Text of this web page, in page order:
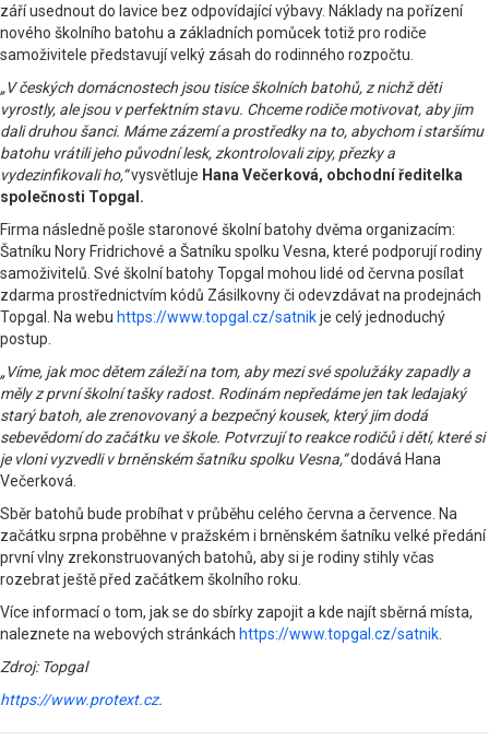
září usednout do lavice bez odpovídající výbavy. Náklady na pořízení
nového školního batohu a základních pomůcek totiž pro rodiče
samoživitele představují velký zásah do rodinného rozpočtu.
„V českých domácnostech jsou tisíce školních batohů, z nichž děti
vyrostly, ale jsou v perfektním stavu. Chceme rodiče motivovat, aby jim
dali druhou šanci. Máme zázemí a prostředky na to, abychom i staršímu
batohu vrátili jeho původní lesk, zkontrolovali zipy, přezky a
vydezinfikovali ho,“vysvětluje Hana Večerková, obchodní ředitelka
společnosti Topgal.
Firma následně pošle staronové školní batohy dvěma organizacím:
Šatníku Nory Fridrichové a Šatníku spolku Vesna, které podporují rodiny
samoživitelů. Své školní batohy Topgal mohou lidé od června posílat
zdarma prostřednictvím kódů Zásilkovny či odevzdávat na prodejnách
Topgal. Na webu https://www.topgal.cz/satnikje celý jednoduchý
postup.
„Víme, jak moc dětem záleží na tom, aby mezi své spolužáky zapadly a
měly z první školní tašky radost. Rodinám nepředáme jen tak ledajaký
starý batoh, ale zrenovovaný a bezpečný kousek, který jim dodá
sebevědomí do začátku ve škole. Potvrzují to reakce rodičů i dětí, které si
je vloni vyzvedli v brněnském šatníku spolku Vesna,“dodává Hana
Večerková.
Sběr batohů bude probíhat v průběhu celého června a července. Na
začátku srpna proběhne v pražském i brněnském šatníku velké předání
první vlny zrekonstruovaných batohů, aby si je rodiny stihly včas
rozebrat ještě před začátkem školního roku.
Více informací o tom, jak se do sbírky zapojit a kde najít sběrná místa,
naleznete na webových stránkách https://www.topgal.cz/satnik
Zdroj: Topgal
https://www.protext.cz.